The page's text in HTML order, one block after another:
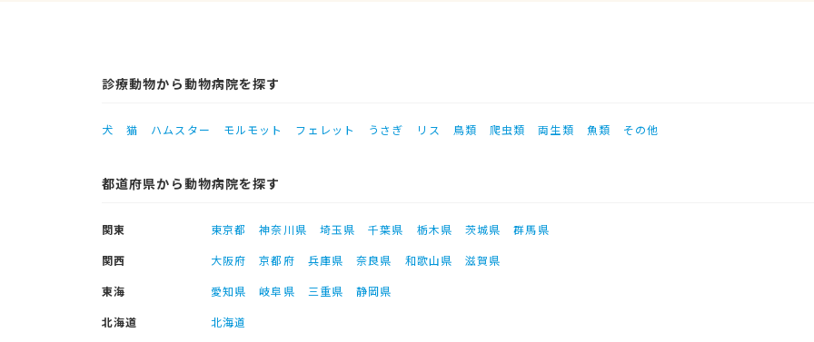
診療動物から動物病院を探す
犬 猫 ハムスター モルモット フェレット うさぎ リス 鳥類 爬虫類 両生類 魚類 その他
都道府県から動物病院を探す
関東 東京都 神奈川県 埼玉県 千葉県 栃木県 茨城県
群馬県
関西
大阪府 京都府 兵庫県 奈良県 和歌山県
滋賀県
東海
愛知県 岐阜県 三重県
静岡県
北海道
北海道